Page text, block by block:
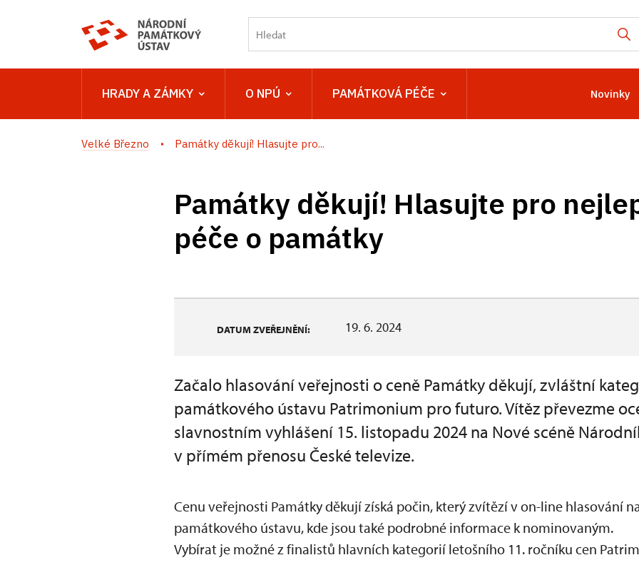
HRADY A ZÁMKY O NPÚ PAMÁTKOVÁ PÉČE Novinky
Velké Březno Památky děkují! Hlasujte pro...
Památky děkují! Hlasujte pro
péče o památky
DATUM ZVEŘEJNĚNÍ: 19. 6. 2024
Začalo hlasování veřejnosti o ceně Památky děkují, zvláštní
památkového ústavu Patrimonium pro futuro. Vítěz převezme
slavnostním vyhlášení 15. listopadu 2024 na Nové scéně
v přímém přenosu České televize.
Cenu veřejnosti Památky děkují získá počin, který zvítězí v on-line hlasování
památkového ústavu, kde jsou také podrobné informace k nominovaným.
Vybírat je možné z finalistů hlavních kategorií letošního 11. ročníku cen